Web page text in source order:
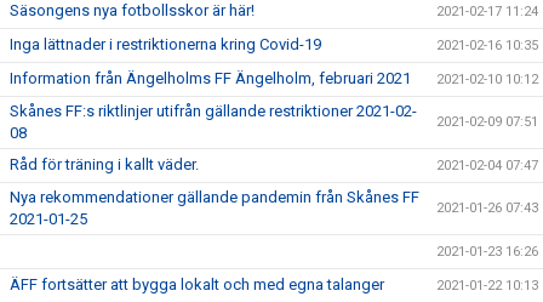
Säsongens nya fotbollsskor är här! 2021-02-17 11:24
Inga lättnader i restriktionerna kring Covid-19 2021-02-16 10:35
Information från Ängelholms FF Ängelholm, februari 2021 2021-02-10 10:12
Skånes FF:s riktlinjer utifrån gällande restriktioner 2021-02-
08
2021-02-09 07:51
Råd för träning i kallt väder. 2021-02-04 07:47
Nya rekommendationer gällande pandemin från Skånes FF
2021-01-25
2021-01-26 07:43
2021-01-23 16:26
ÄFF fortsätter att bygga lokalt och med egna talanger 2021-01-22 10:13